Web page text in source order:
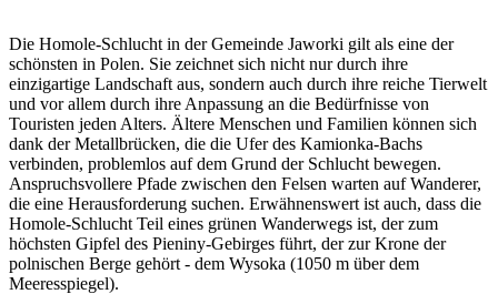
Die Homole-Schlucht in der Gemeinde Jaworki gilt als eine der
schönsten in Polen. Sie zeichnet sich nicht nur durch ihre
einzigartige Landschaft aus, sondern auch durch ihre reiche Tierwelt
und vor allem durch ihre Anpassung an die Bedürfnisse von
Touristen jeden Alters. Ältere Menschen und Familien können sich
dank der Metallbrücken, die die Ufer des Kamionka-Bachs
verbinden, problemlos auf dem Grund der Schlucht bewegen.
Anspruchsvollere Pfade zwischen den Felsen warten auf Wanderer,
die eine Herausforderung suchen. Erwähnenswert ist auch, dass die
Homole-Schlucht Teil eines grünen Wanderwegs ist, der zum
höchsten Gipfel des Pieniny-Gebirges führt, der zur Krone der
polnischen Berge gehört - dem Wysoka (1050 m über dem
Meeresspiegel).